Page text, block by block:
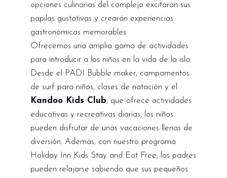
opciones culinarias del complejo excitarán sus
papilas gustativas y crearán experiencias
gastronómicas memorables.
Ofrecemos una amplia gama de actividades
para introducir a los niños en la vida de la isla.
Desde el PADI Bubble maker, campamentos
de surf para niños, clases de natación y el
Kandoo Kids Club, que ofrece actividades
educativas y recreativas diarias, los niños
pueden disfrutar de unas vacaciones llenas de
diversión. Además, con nuestro programa
Holiday Inn Kids Stay and Eat Free, los padres
pueden relajarse sabiendo que sus pequeños